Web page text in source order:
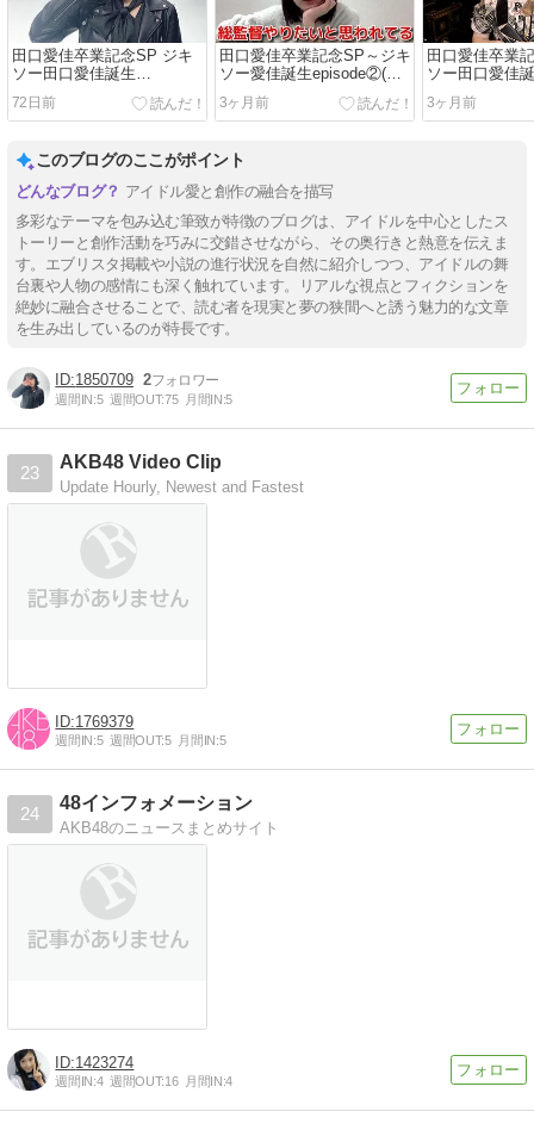
田口愛佳卒業記念SP ジキ
ソー田口愛佳誕生
episode③ ( 前説今村聖奈女
性初G1制覇
72日前
田口愛佳卒業記念SP～ジキ
ソー愛佳誕生episode②(小
説指原莉乃内)
3ヶ月前
田口愛佳卒業
ソー田口愛佳
episode①(小
3ヶ月前
このブログのここがポイント
アイドル愛と創作の融合を描写
多彩なテーマを包み込む筆致が特徴のブログは、アイドルを中心としたス
トーリーと創作活動を巧みに交錯させながら、その奥行きと熱意を伝えま
す。エブリスタ掲載や小説の進行状況を自然に紹介しつつ、アイドルの舞
台裏や人物の感情にも深く触れています。リアルな視点とフィクションを
絶妙に融合させることで、読む者を現実と夢の狭間へと誘う魅力的な文章
を生み出しているのが特長です。
1850709 2
週間IN:5 週間OUT:75 月間IN:5
23
AKB48 Video Clip
Update Hourly, Newest and Fastest
1769379
週間IN:5 週間OUT:5 月間IN:5
24
48インフォメーション
AKB48のニュースまとめサイト
1423274
週間IN:4 週間OUT:16 月間IN:4